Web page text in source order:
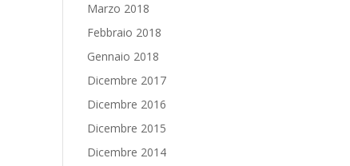
Marzo 2018
Febbraio 2018
Gennaio 2018
Dicembre 2017
Dicembre 2016
Dicembre 2015
Dicembre 2014